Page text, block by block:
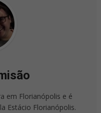
em Florianópolis e é
Estácio Florianópolis.